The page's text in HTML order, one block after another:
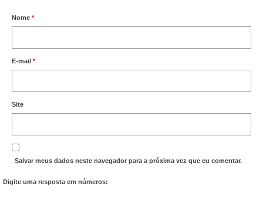
Nome *
E-mail *
Site
Salvar meus dados neste navegador para a próxima vez que eu comentar.
Digite uma resposta em números: